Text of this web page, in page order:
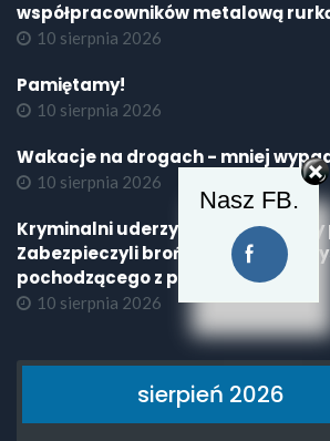
współpracowników metalową
10 sierpnia 2026
Pamiętamy!
10 sierpnia 2026
Wakacje na drogach - mniej
10 sierpnia 2026
Kryminalni uderzyli w
Zabezpieczyli broń, narkotyki i
pochodzącego z przestępstwa
10 sierpnia 2026
sierpień 2026
Nasz FB.